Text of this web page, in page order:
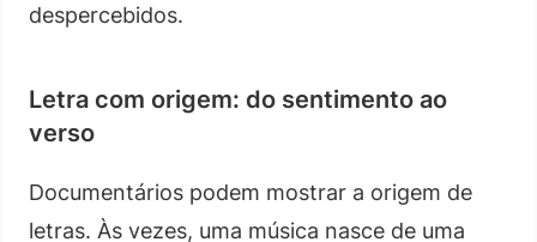
despercebidos.
Letra com origem: do sentimento ao
verso
Documentários podem mostrar a origem de
letras. Às vezes, uma música nasce de uma